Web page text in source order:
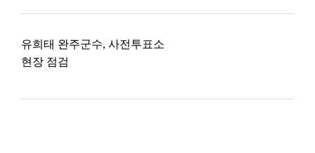
유희태 완주군수, 사전투표소
현장 점검